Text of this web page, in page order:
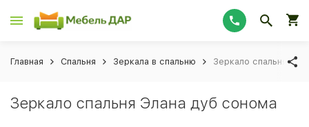
Главная Спальня Зеркала в спальню Зеркало спальня
Зеркало спальня Элана дуб сонома